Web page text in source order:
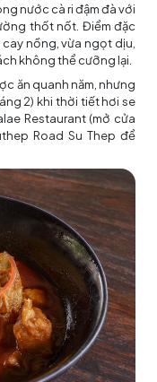
nước cà ri đậm đà với
thốt nốt. Điểm đặc
nồng, vừa ngọt dịu,
không thể cưỡng lại.
ăn quanh năm, nhưng
2) khi thời tiết hơi se
Restaurant (mở cửa
Road Su Thep để